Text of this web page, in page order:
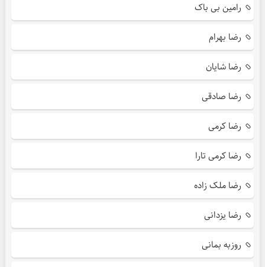
رامین بی باک
رضا بهرام
رضا شایان
رضا صادقی
رضا کرمی
رضا کرمی تارا
رضا ملک زاده
رضا یزدانی
روزبه بمانی